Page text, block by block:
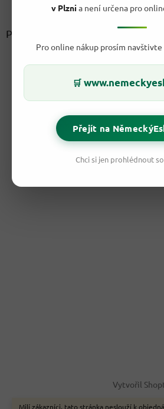
v Plznia není určena pro
Pro online nákup prosím navštivte
🛒
Přejít na
Chci
Milí zákazníci, tato stránka neslouží k
Přijímáme online platby
Vytvořil